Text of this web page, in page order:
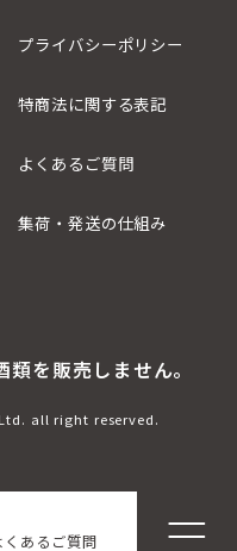
くあるご質問
プライバシーポリシー
特商法に関する表記
よくあるご質問
集荷・発送の仕組み
を販売しません。
all right reserved.